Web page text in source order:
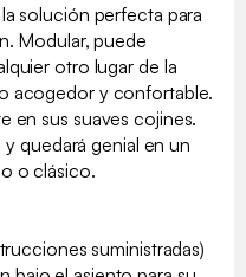
solución perfecta para
Modular, puede
otro lugar de la
acogedor y confortable.
en sus suaves cojines.
quedará genial en un
o clásico.
suministradas)